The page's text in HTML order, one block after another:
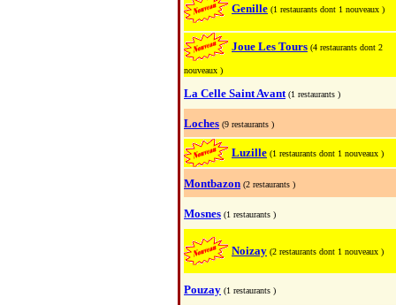
Genille (1 restaurants dont 1 nouveaux )
Joue Les Tours (4 restaurants dont 2
nouveaux )
La Celle Saint Avant (1 restaurants )
Loches (9 restaurants )
Luzille (1 restaurants dont 1 nouveaux )
Montbazon (2 restaurants )
Mosnes (1 restaurants )
Noizay (2 restaurants dont 1 nouveaux )
Pouzay (1 restaurants )